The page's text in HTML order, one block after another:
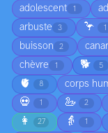
adolescent 1
arbuste 3 🦩 1
buisson 2
chèvre 1 🐕 5
🫀 8 corps
💀 1 🦢 2
👩 27 👵 1